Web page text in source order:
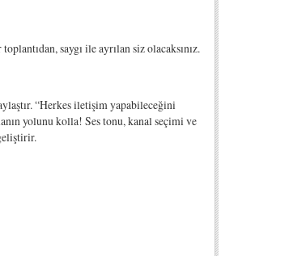
saygı ile ayrılan siz olacaksınız.
“Herkes iletişim yapabileceğini
yolunu kolla! Ses tonu, kanal seçimi ve